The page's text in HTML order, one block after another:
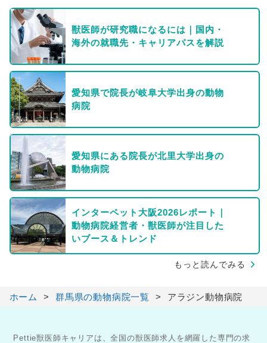
獣医師が研究職になるには｜国内・
海外の就職先・キャリアパスを解説
愛知県で院長が岐阜大学出身の動物
病院
愛知県にある院長が北里大学出身の
動物病院
インターペット大阪2026レポート｜
動物病院経営者・獣医師が注目した
いブース＆トレンド
もっと読んでみる
ホーム 群馬県の動物病院一覧 アラジン動物病院
Pettie獣医師キャリアは、全国の獣医師求人を網羅した専門の求